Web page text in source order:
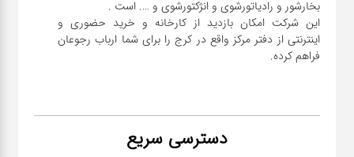
این شرکت امکان بازدید از کارخانه و خرید حضوری و
اینترنتی از دفتر مرکز واقع در کرج را برای شما ارباب رجوعان
فراهم کرده.
دسترسی سریع